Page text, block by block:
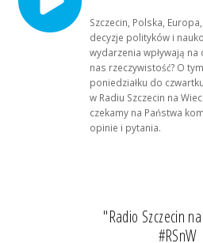
Szczecin, Polska,
decyzje polityków i
wydarzenia wpływają na
nas rzeczywistość? O
poniedziałku do
w Radiu Szczecin na
czekamy na Państwa
opinie i pytania.
"Radio Szczecin
#RSnW